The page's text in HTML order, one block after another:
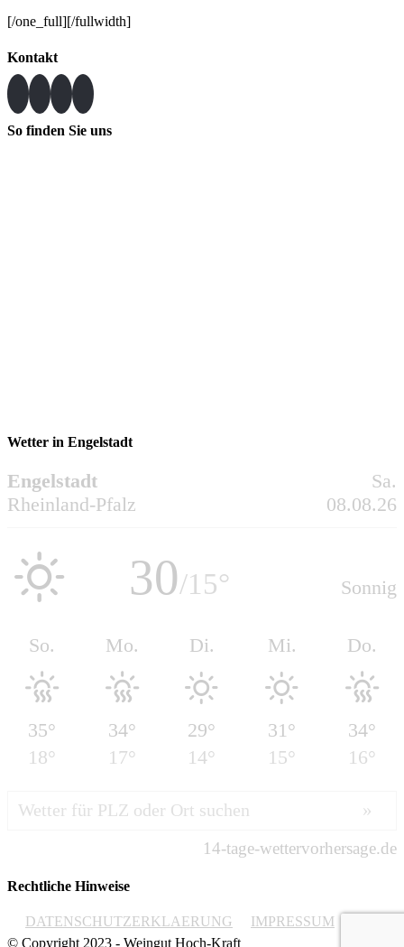
[/one_full][/fullwidth]
Kontakt
So finden Sie uns
Wetter in Engelstadt
Rechtliche Hinweise
DATENSCHUTZERKLAERUNG
IMPRESSUM
© Copyright 2023 - Weingut Hoch-Kraft